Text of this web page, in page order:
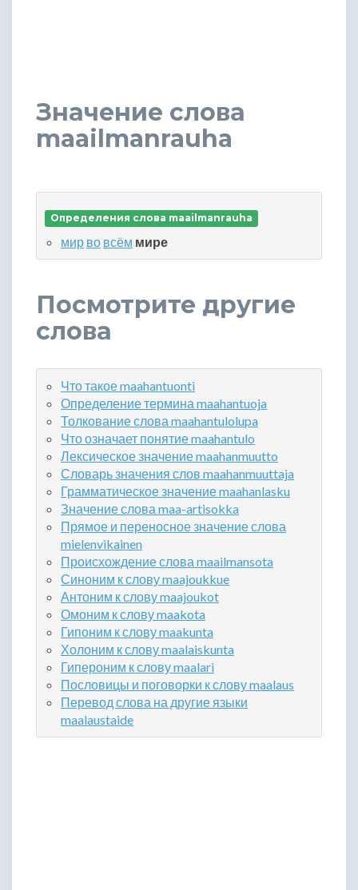
Значение слова
maailmanrauha
Определения слова maailmanrauha
мир во всём мире
Посмотрите другие
слова
Что такое maahantuonti
Определение термина maahantuoja
Толкование слова maahantulolupa
Что означает понятие maahantulo
Лексическое значение maahanmuutto
Словарь значения слов maahanmuuttaja
Грамматическое значение maahanlasku
Значение слова maa-artisokka
Прямое и переносное значение слова
mielenvikainen
Происхождение слова maailmansota
Синоним к слову maajoukkue
Антоним к слову maajoukot
Омоним к слову maakota
Гипоним к слову maakunta
Холоним к слову maalaiskunta
Гипероним к слову maalari
Пословицы и поговорки к слову maalaus
Перевод слова на другие языки
maalaustaide